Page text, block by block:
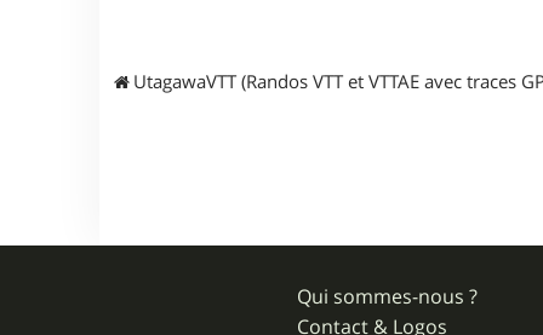
UtagawaVTT (Randos VTT et VTTAE avec traces
Qui sommes-nous ?
Contact & Logos